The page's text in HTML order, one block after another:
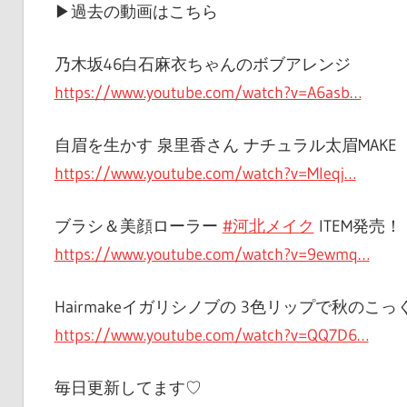
▶︎過去の動画はこちら
乃木坂46白石麻衣ちゃんのボブアレンジ
https://www.youtube.com/watch?v=A6asb…
自眉を生かす 泉里香さん ナチュラル太眉MAKE
https://www.youtube.com/watch?v=Mleqj…
ブラシ＆美顔ローラー #河北メイク ITEM発売！
https://www.youtube.com/watch?v=9ewmq…
Hairmakeイガリシノブの 3色リップで秋のこっ
https://www.youtube.com/watch?v=QQ7D6…
毎日更新してます♡